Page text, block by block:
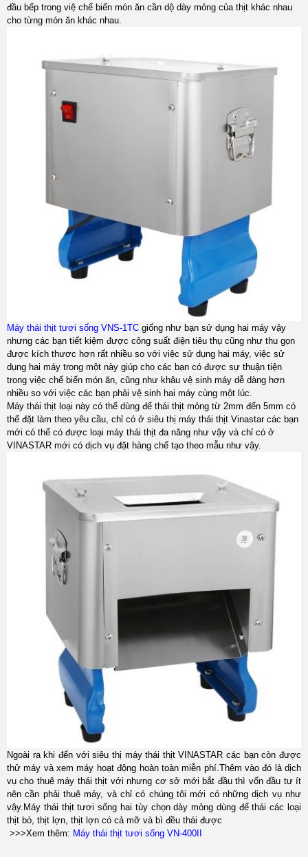
đầu bếp trong việ chế biến món ăn cần dộ dày mỏng của thịt khác nhau
cho từng món ăn khác nhau.
Máy thái thịt tươi sống VNS-1TC giống như bạn sử dụng hai máy vậy
nhưng các bạn tiết kiệm được công suất điện tiêu thụ cũng như thu gọn
được kích thươc hơn rất nhiều so với việc sử dụng hai máy, việc sử
dụng hai máy trong một này giúp cho các bạn có được sự thuận tiện
trong việc chế biến món ăn, cũng như khâu vệ sinh máy dễ dàng hơn
nhiều so với việc các bạn phải vệ sinh hai máy cùng một lúc.
Máy thái thịt loại này có thể dùng để thái thịt mỏng từ 2mm đến 5mm có
thể đặt làm theo yêu cầu, chỉ có ở siêu thị máy thái thịt Vinastar các bạn
mới có thể có được loại máy thái thịt đa năng như vậy và chỉ có ở
VINASTAR mới có dịch vụ đặt hàng chế tạo theo mẫu như vậy.
Ngoài ra khi đến với siêu thị máy thái thịt VINASTAR các bạn còn được
thử máy và xem máy hoạt động hoàn toàn miễn phí.Thêm vào đó là dịch
vụ cho thuê máy thái thịt với nhưng cơ sở mới bắt đầu thì vốn đầu tư ít
nên cần phải thuê máy, và chỉ có chúng tôi mới có những dịch vụ như
vậy.Máy thái thịt tươi sống hai tùy chọn dày mỏng dùng để thái các loại
thịt bò, thịt lợn, thịt lợn có cả mỡ và bì đều thái được
>>>Xem thêm: Máy thái thịt tươi sống VN-400II